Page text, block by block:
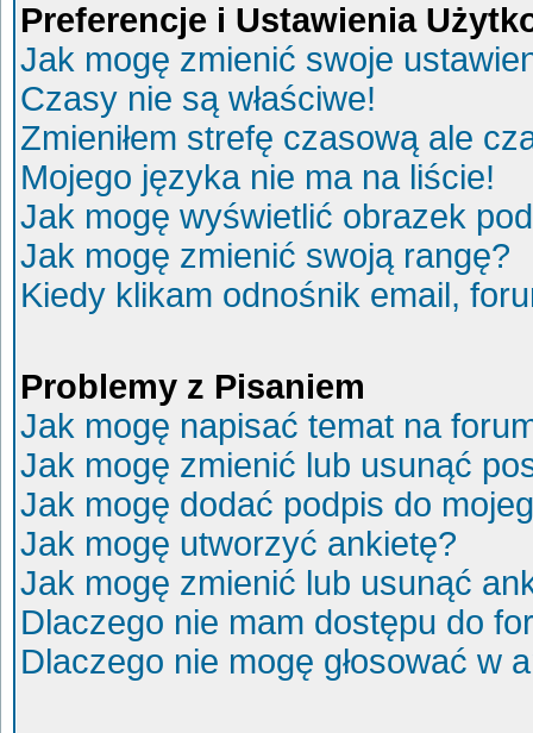
Preferencje i Ustawienia
Jak mogę zmienić swoje
Czasy nie są właściwe!
Zmieniłem strefę czasową ale
Mojego języka nie ma na liście!
Jak mogę wyświetlić obrazek
Jak mogę zmienić swoją rangę?
Kiedy klikam odnośnik email,
Problemy z Pisaniem
Jak mogę napisać temat na
Jak mogę zmienić lub usunąć
Jak mogę dodać podpis do
Jak mogę utworzyć ankietę?
Jak mogę zmienić lub usunąć
Dlaczego nie mam dostępu do
Dlaczego nie mogę głosować w